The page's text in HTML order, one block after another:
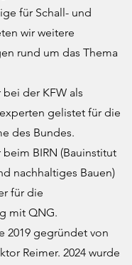
für Schall- und
wir weitere
rund um das Thema
bei der KFW als
gelistet für die
des Bundes.
beim BIRN (Bauinstitut
nachhaltiges Bauen)
für die
mit QNG.
2019 gegründet von
Reimer. 2024 wurde